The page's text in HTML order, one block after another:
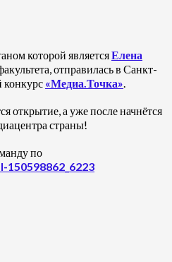
которой являетсяЕлена
отправилась в Санкт-
конкурс «Медиа.Точка».
открытие, а уже после начнётся
страны!
по